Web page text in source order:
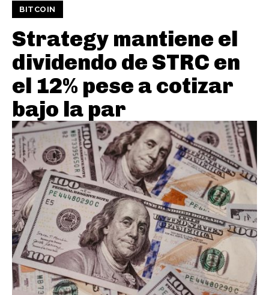
BITCOIN
Strategy mantiene el
dividendo de STRC en
el 12% pese a cotizar
bajo la par